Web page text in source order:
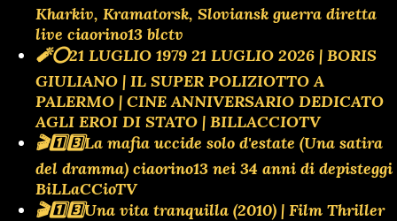
Kharkiv, Kramatorsk, Sloviansk guerra diretta
live ciaorino13 blctv
🧨⭕️21 LUGLIO 1979 21 LUGLIO 2026 | BORIS
GIULIANO | IL SUPER POLIZIOTTO A
PALERMO | CINE ANNIVERSARIO DEDICATO
AGLI EROI DI STATO | BILLACCIOTV
🎬1️⃣3️⃣La mafia uccide solo d'estate (Una satira
del dramma) ciaorino13 nei 34 anni di depisteggi
BiLLaCCioTV
🎬1️⃣3️⃣Una vita tranquilla (2010) | Film Thriller